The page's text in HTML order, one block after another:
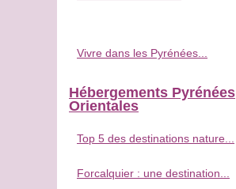
Vivre dans les Pyrénées...
Hébergements Pyrénées
Orientales
Top 5 des destinations nature...
Forcalquier : une destination...